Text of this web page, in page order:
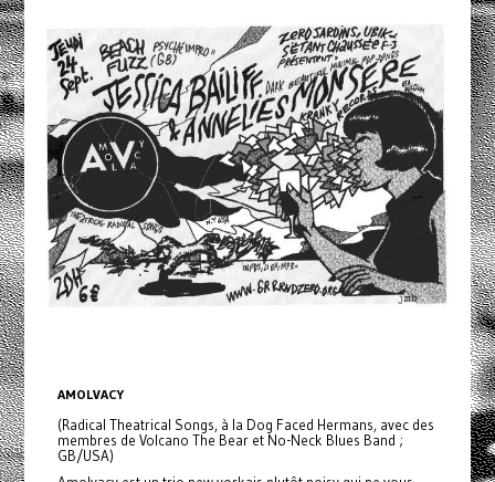
AMOLVACY
(Radical Theatrical Songs, à la Dog Faced Hermans, avec des
membres de Volcano The Bear et No-Neck Blues Band ;
GB/USA)